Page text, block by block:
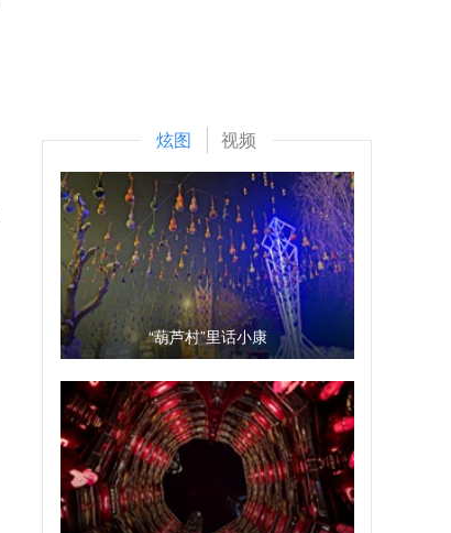
炫图 视频
“葫芦村”里话小康